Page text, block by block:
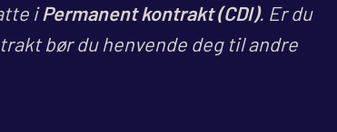
iPermanent kontrakt (CDI). Er du
bør du henvende deg til andre